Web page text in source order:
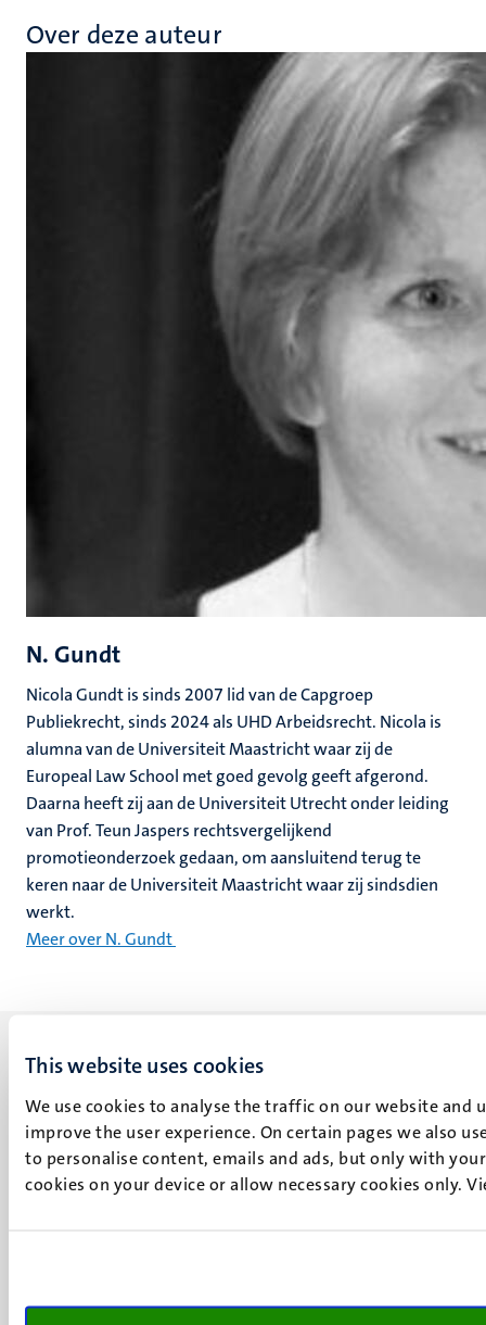
This website uses cookies
We use cookies to analyse the traffic on our website and
improve the user experience. On certain pages we also
to personalise content, emails and ads, but only with
cookies on your device or allow necessary cookies only.
Over deze auteur
N. Gundt
Nicola Gundt is sinds 2007 lid van de Capgroep
Publiekrecht, sinds 2024 als UHD Arbeidsrecht. Nicola is
alumna van de Universiteit Maastricht waar zij de
Europeal Law School met goed gevolg geeft afgerond.
Daarna heeft zij aan de Universiteit Utrecht onder leiding
van Prof. Teun Jaspers rechtsvergelijkend
promotieonderzoek gedaan, om aansluitend terug te
keren naar de Universiteit Maastricht waar zij sindsdien
werkt.
Meer over N. Gundt
UM visiting address
Minderbroedersberg 4-6
6211 LK